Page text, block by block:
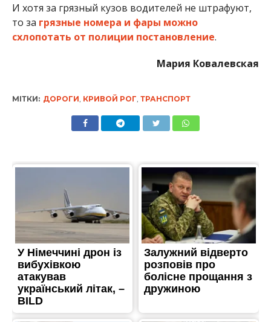
И хотя за грязный кузов водителей не штрафуют,
то за грязные номера и фары можно
схлопотать от полиции постановление.
Мария Ковалевская
МІТКИ: ДОРОГИ КРИВОЙ РОГ ТРАНСПОРТ